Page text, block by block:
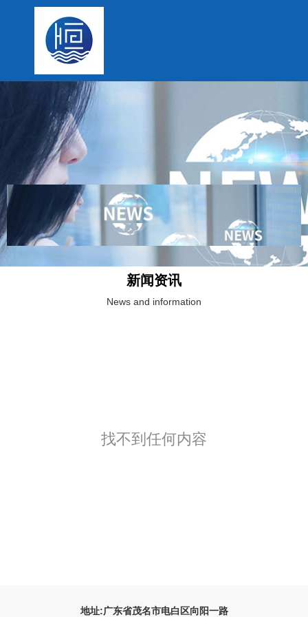
新闻资讯
News and information
找不到任何内容
地址:广东省茂名市电白区向阳一路